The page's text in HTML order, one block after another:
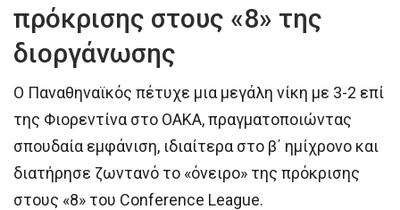
πρόκρισης στους «8» της
διοργάνωσης
Ο Παναθηναϊκός πέτυχε μια μεγάλη νίκη με 3-2 επί
της Φιορεντίνα στο ΟΑΚΑ, πραγματοποιώντας
σπουδαία εμφάνιση, ιδιαίτερα στο β΄ ημίχρονο και
διατήρησε ζωντανό το «όνειρο» της πρόκρισης
στους «8» του Conference League.